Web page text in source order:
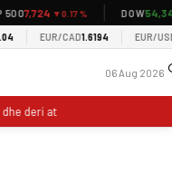
7,724▼0.17 % DOW54,349
EUR/CAD1.6194 EUR/USD
06 Aug 2026
deri atëherë njerëzit do të